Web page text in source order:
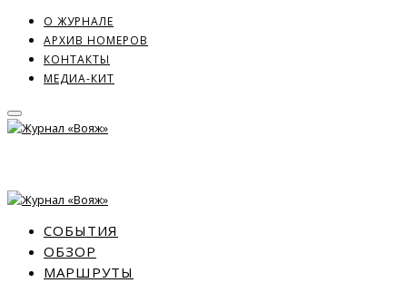
О ЖУРНАЛЕ
АРХИВ НОМЕРОВ
КОНТАКТЫ
МЕДИА-КИТ
СОБЫТИЯ
ОБЗОР
МАРШРУТЫ